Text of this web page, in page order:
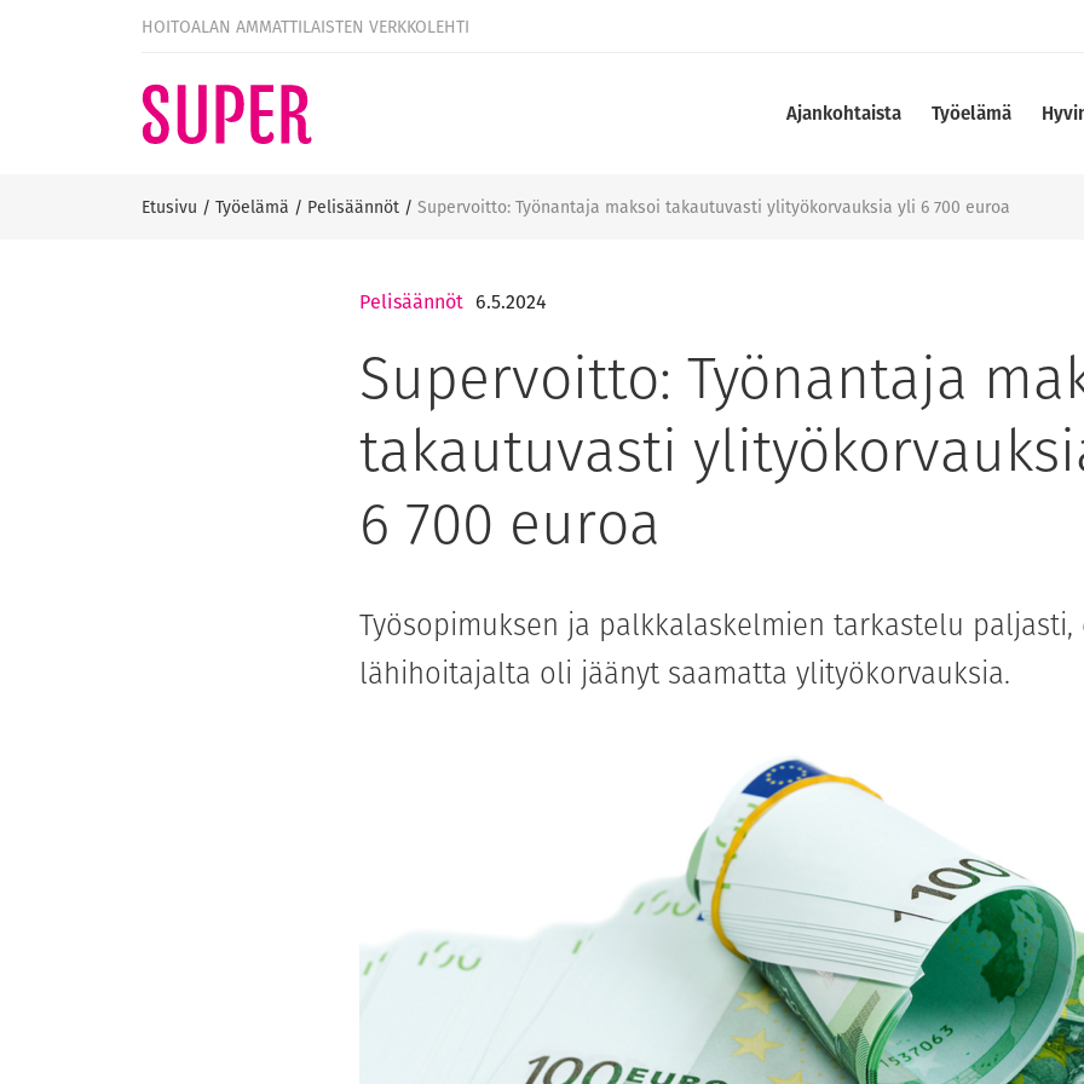
HOITOALAN AMMATTILAISTEN VERKKOLEHTI
Ajankohtaista Työelämä
Etusivu / Työelämä / Pelisäännöt / Supervoitto: Työnantaja maksoi takautuvasti ylityökorvauksia yli 6 700 euroa
Pelisäännöt 6.5.2024
Supervoitto: Työnantaja
takautuvasti
6 700 euroa
Työsopimuksen ja palkkalaskelmien tarkastelu paljasti,
lähihoitajalta oli jäänyt saamatta ylityökorvauksia.